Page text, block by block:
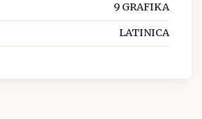
9 GRAFIKA
LATINICA